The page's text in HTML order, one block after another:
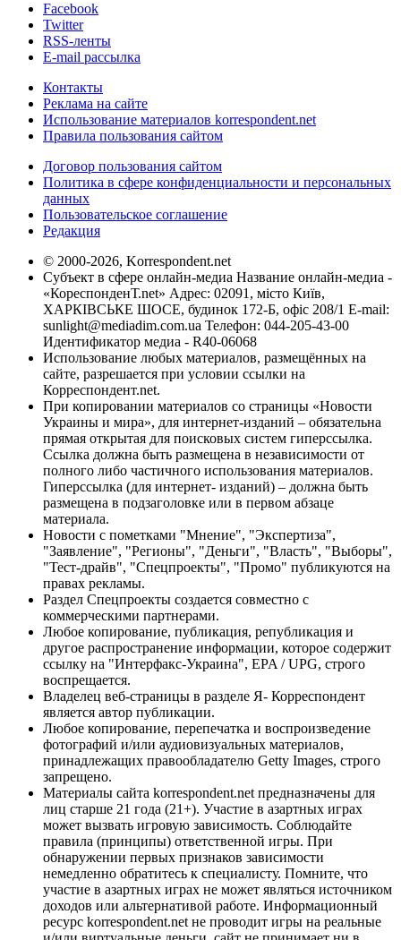
Facebook
Twitter
RSS-ленты
E-mail рассылка
Контакты
Реклама на сайте
Использование материалов korrespondent.net
Правила пользования сайтом
Договор пользования сайтом
Политика в сфере конфиденциальности и персональных
данных
Пользовательское соглашение
Редакция
© 2000-2026, Korrespondent.net
Субъект в сфере онлайн-медиа Название онлайн-медиа -
«КореспонденТ.net» Адрес: 02091, місто Київ,
ХАРКІВСЬКЕ ШОСЕ, будинок 172-Б, офіс 208/1 E-mail:
sunlight@mediadim.com.ua Телефон: 044-205-43-00
Идентификатор медиа - R40-06068
Использование любых материалов, размещённых на
сайте, разрешается при условии ссылки на
Корреспондент.net.
При копировании материалов со страницы «Новости
Украины и мира», для интернет-изданий – обязательна
прямая открытая для поисковых систем гиперссылка.
Ссылка должна быть размещена в независимости от
полного либо частичного использования материалов.
Гиперссылка (для интернет- изданий) – должна быть
размещена в подзаголовке или в первом абзаце
материала.
Новости с пометками "Мнение", "Экспертиза",
"Заявление", "Регионы", "Деньги", "Власть", "Выборы",
"Тест-драйв", "Спецпроекты", "Промо" публикуются на
правах рекламы.
Раздел Спецпроекты создается совместно с
коммерческими партнерами.
Любое копирование, публикация, републикация и
другое распространение информации, которое содержит
ссылку на "Интерфакс-Украина", EPA / UPG, строго
воспрещается.
Владелец веб-страницы в разделе Я- Корреспондент
является автор публикации.
Любое копирование, перепечатка и воспроизведение
фотографий и/или аудиовизуальных материалов,
принадлежащих правообладателю Getty Images, строго
запрещено.
Материалы сайта korrespondent.net предназначены для
лиц старше 21 года (21+). Участие в азартных играх
может вызвать игровую зависимость. Соблюдайте
правила (принципы) ответственной игры. При
обнаружении первых признаков зависимости
немедленно обратитесь к специалисту. Помните, что
участие в азартных играх не может являться источником
доходов или альтернативой работе. Информационный
ресурс korrespondent.net не проводит игры на реальные